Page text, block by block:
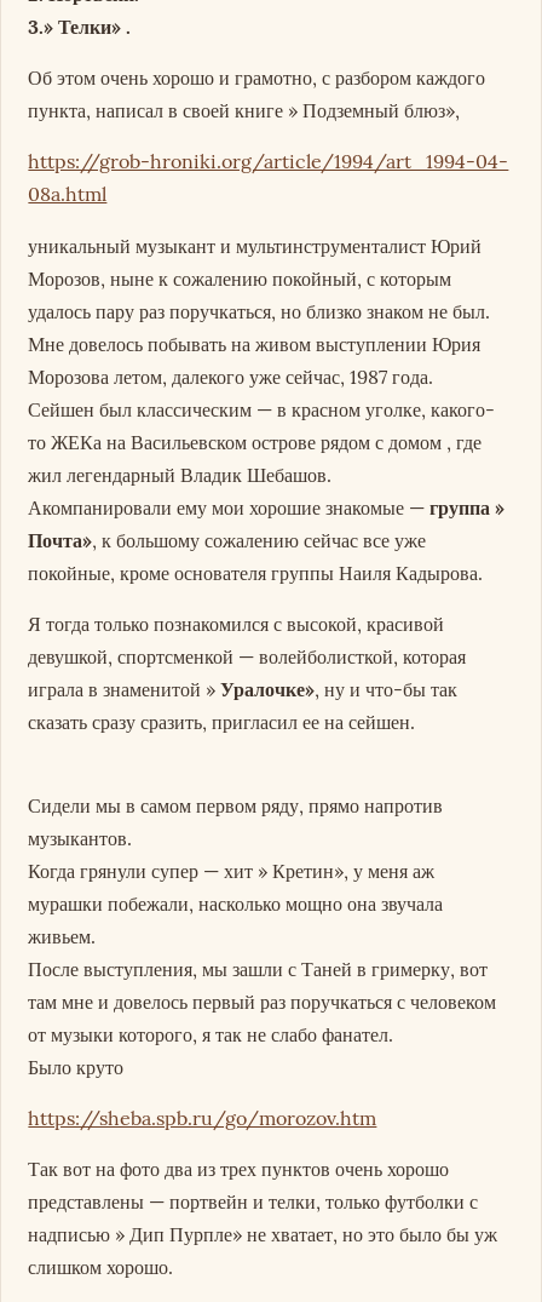
3.» Телки» .
Об этом очень хорошо и грамотно, с разбором каждого
пункта, написал в своей книге » Подземный блюз»,
https://grob-hroniki.org/article/1994/art_1994-04-
08a.html
уникальный музыкант и мультинструменталист Юрий
Морозов, ныне к сожалению покойный, с которым
удалось пару раз поручкаться, но близко знаком не был.
Мне довелось побывать на живом выступлении Юрия
Морозова летом, далекого уже сейчас, 1987 года.
Сейшен был классическим — в красном уголке, какого-
то ЖЕКа на Васильевском острове рядом с домом , где
жил легендарный Владик Шебашов.
Акомпанировали ему мои хорошие знакомые —группа »
Почта», к большому сожалению сейчас все уже
покойные, кроме основателя группы Наиля Кадырова.
Я тогда только познакомился с высокой, красивой
девушкой, спортсменкой — волейболисткой, которая
играла в знаменитой »Уралочке», ну и что-бы так
сказать сразу сразить, пригласил ее на сейшен.
Сидели мы в самом первом ряду, прямо напротив
музыкантов.
Когда грянули супер — хит » Кретин», у меня аж
мурашки побежали, насколько мощно она звучала
живьем.
После выступления, мы зашли с Таней в гримерку, вот
там мне и довелось первый раз поручкаться с человеком
от музыки которого, я так не слабо фанател.
Было круто
https://sheba.spb.ru/go/morozov.htm
Так вот на фото два из трех пунктов очень хорошо
представлены — портвейн и телки, только футболки с
надписью » Дип Пурпле» не хватает, но это было бы уж
слишком хорошо.